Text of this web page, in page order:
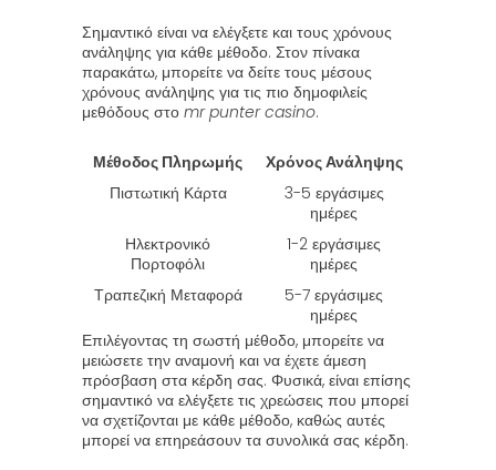
Σημαντικό είναι να ελέγξετε και τους χρόνους
ανάληψης για κάθε μέθοδο. Στον πίνακα
παρακάτω, μπορείτε να δείτε τους μέσους
χρόνους ανάληψης για τις πιο δημοφιλείς
μεθόδους στο mr punter casino.
Μέθοδος Πληρωμής
Χρόνος Ανάληψης
Πιστωτική Κάρτα
3-5 εργάσιμες
ημέρες
Ηλεκτρονικό
Πορτοφόλι
1-2 εργάσιμες
ημέρες
Τραπεζική Μεταφορά
5-7 εργάσιμες
ημέρες
Επιλέγοντας τη σωστή μέθοδο, μπορείτε να
μειώσετε την αναμονή και να έχετε άμεση
πρόσβαση στα κέρδη σας. Φυσικά, είναι επίσης
σημαντικό να ελέγξετε τις χρεώσεις που μπορεί
να σχετίζονται με κάθε μέθοδο, καθώς αυτές
μπορεί να επηρεάσουν τα συνολικά σας κέρδη.